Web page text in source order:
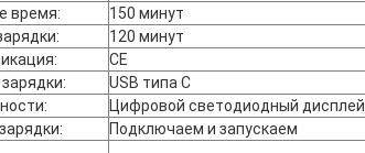
время:
150 минут
120 минут
CE
USB типа C
Цифровой светодиодный дисплей
Подключаем и запускаем